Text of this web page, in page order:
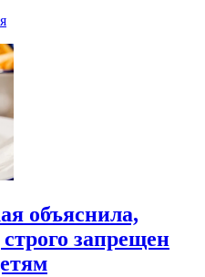
объяснила,
запрещен